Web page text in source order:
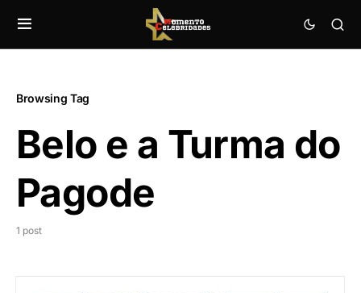
Browsing Tag
Belo e a Turma do
Pagode
1 post